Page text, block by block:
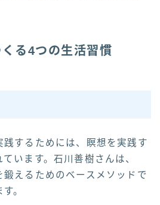
る4つの生活習慣
践するためには、瞑想を実践す
います。石川善樹さんは、
鍛えるためのベースメソッドで
。